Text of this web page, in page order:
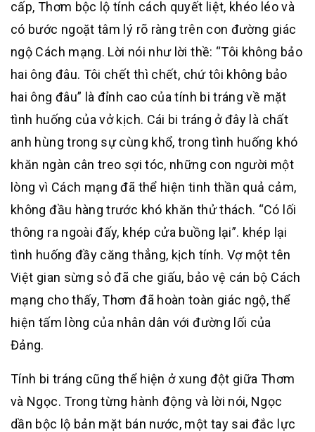
cấp, Thơm bộc lộ tính cách quyết liệt, khéo léo và
có bước ngoặt tâm lý rõ ràng trên con đường giác
ngộ Cách mạng. Lời nói như lời thề: “Tôi không bảo
hai ông đâu. Tôi chết thì chết, chứ tôi không bảo
hai ông đâu” là đỉnh cao của tính bi tráng về mặt
tình huống của vở kịch. Cái bi tráng ở đây là chất
anh hùng trong sự cùng khổ, trong tình huống khó
khăn ngàn cân treo sợi tóc, những con người một
lòng vì Cách mạng đã thể hiện tinh thần quả cảm,
không đầu hàng trước khó khăn thử thách. “Có lối
thông ra ngoài đấy, khép cửa buồng lại”. khép lại
tình huống đầy căng thẳng, kịch tính. Vợ một tên
Việt gian sừng sỏ đã che giấu, bảo vệ cán bộ Cách
mạng cho thấy, Thơm đã hoàn toàn giác ngộ, thể
hiện tấm lòng của nhân dân với đường lối của
Đảng.
Tính bi tráng cũng thể hiện ở xung đột giữa Thơm
và Ngọc. Trong từng hành động và lời nói, Ngọc
dần bộc lộ bản mặt bán nước, một tay sai đắc lực